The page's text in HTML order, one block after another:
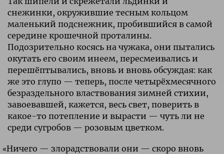
снежинки, окружившие тесным кольцом
маленький подснежник, пробившийся в самой
середине крошечной проталины.
Подозрительно косясь на чужака, они пытались
окутать его своим инеем, пересмеивались и
перешёптывались, вновь и вновь обсуждая: как
же это глупо — теперь, после четырёхмесячного
безраздельного властвования зимней стихии,
завоевавшей, кажется, весь свет, поверить в
какое-то потепление и вырасти — чуть ли не
среди сугробов — розовым цветком.
«Ничего — злорадствовали они — скоро вновь